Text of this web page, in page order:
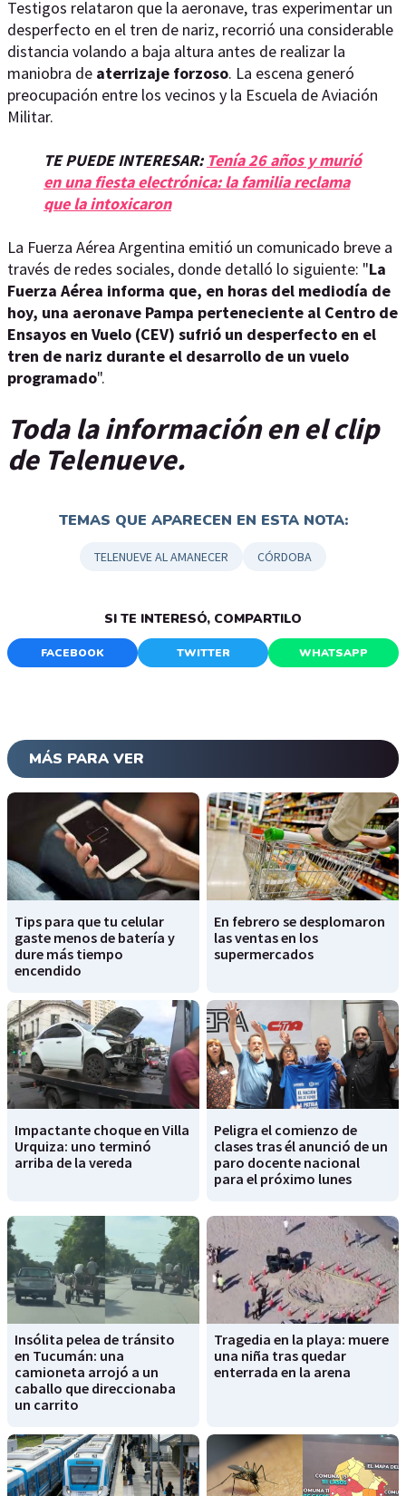
Testigos relataron que la aeronave, tras experimentar un
desperfecto en el tren de nariz, recorrió una considerable
distancia volando a baja altura antes de realizar la
maniobra de aterrizaje forzoso. La escena generó
preocupación entre los vecinos y la Escuela de Aviación
Militar.
TE PUEDE INTERESAR: Tenía 26 años y murió
en una fiesta electrónica: la familia reclama
que la intoxicaron
La Fuerza Aérea Argentina emitió un comunicado breve a
través de redes sociales, donde detalló lo siguiente: "La
Fuerza Aérea informa que, en horas del mediodía de
hoy, una aeronave Pampa perteneciente al Centro de
Ensayos en Vuelo (CEV) sufrió un desperfecto en el
tren de nariz durante el desarrollo de un vuelo
programado".
Toda la información en el clip
de Telenueve.
TEMAS QUE APARECEN EN ESTA NOTA:
TELENUEVE AL AMANECER CÓRDOBA
SI TE INTERESÓ, COMPARTILO
FACEBOOK TWITTER WHATSAPP
MÁS PARA VER
Tips para que tu celular
gaste menos de batería y
dure más tiempo
encendido
En febrero se desplomaron
las ventas en los
supermercados
Impactante choque en Villa
Urquiza: uno terminó
arriba de la vereda
Peligra el comienzo de
clases tras él anunció de un
paro docente nacional
para el próximo lunes
Insólita pelea de tránsito
en Tucumán: una
camioneta arrojó a un
caballo que direccionaba
un carrito
Tragedia en la playa: muere
una niña tras quedar
enterrada en la arena